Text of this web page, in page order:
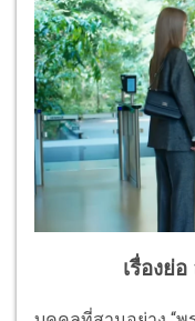
เรื่องย่